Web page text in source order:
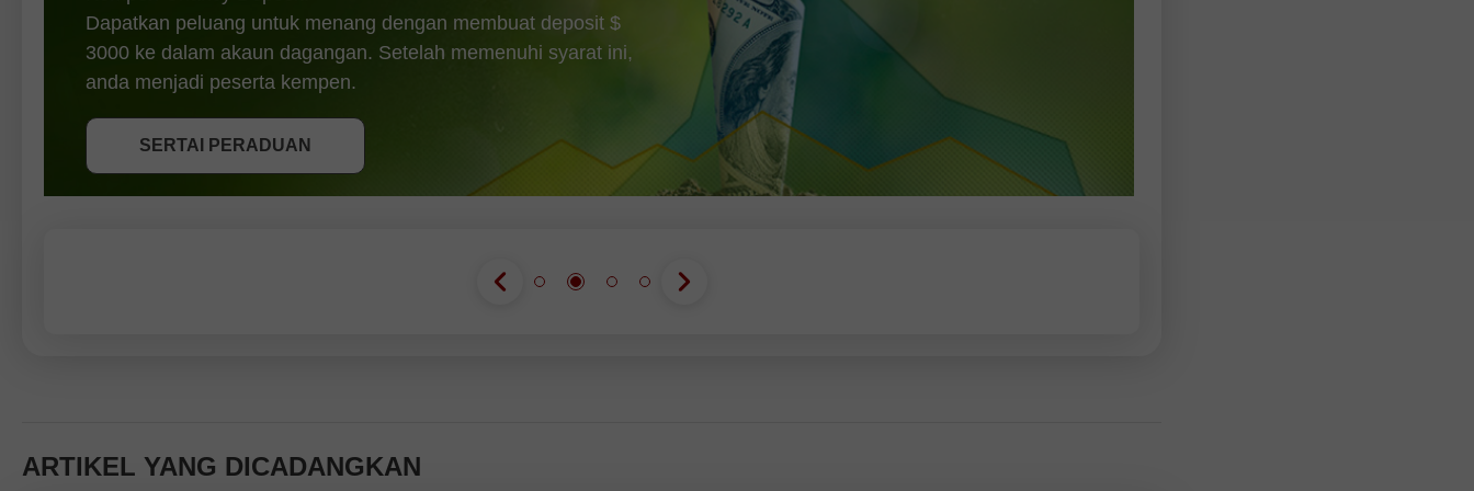
SERTAI PERADUAN
Dapatkan peluang untuk menang dengan membuat deposit $
3000 ke dalam akaun dagangan. Setelah memenuhi syarat ini,
anda menjadi peserta kempen.
SERTAI PERADUAN
SERTAI PERADUAN
DAPATKAN BONUS
ARTIKEL YANG DICADANGKAN